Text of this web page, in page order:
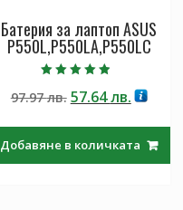
Батерия за лаптоп ASUS
P550L,P550LA,P550LC
4.50
от 5
97.97лв. Original
97.97 лв..
57.64лв.
57.64
Добавяне в количката